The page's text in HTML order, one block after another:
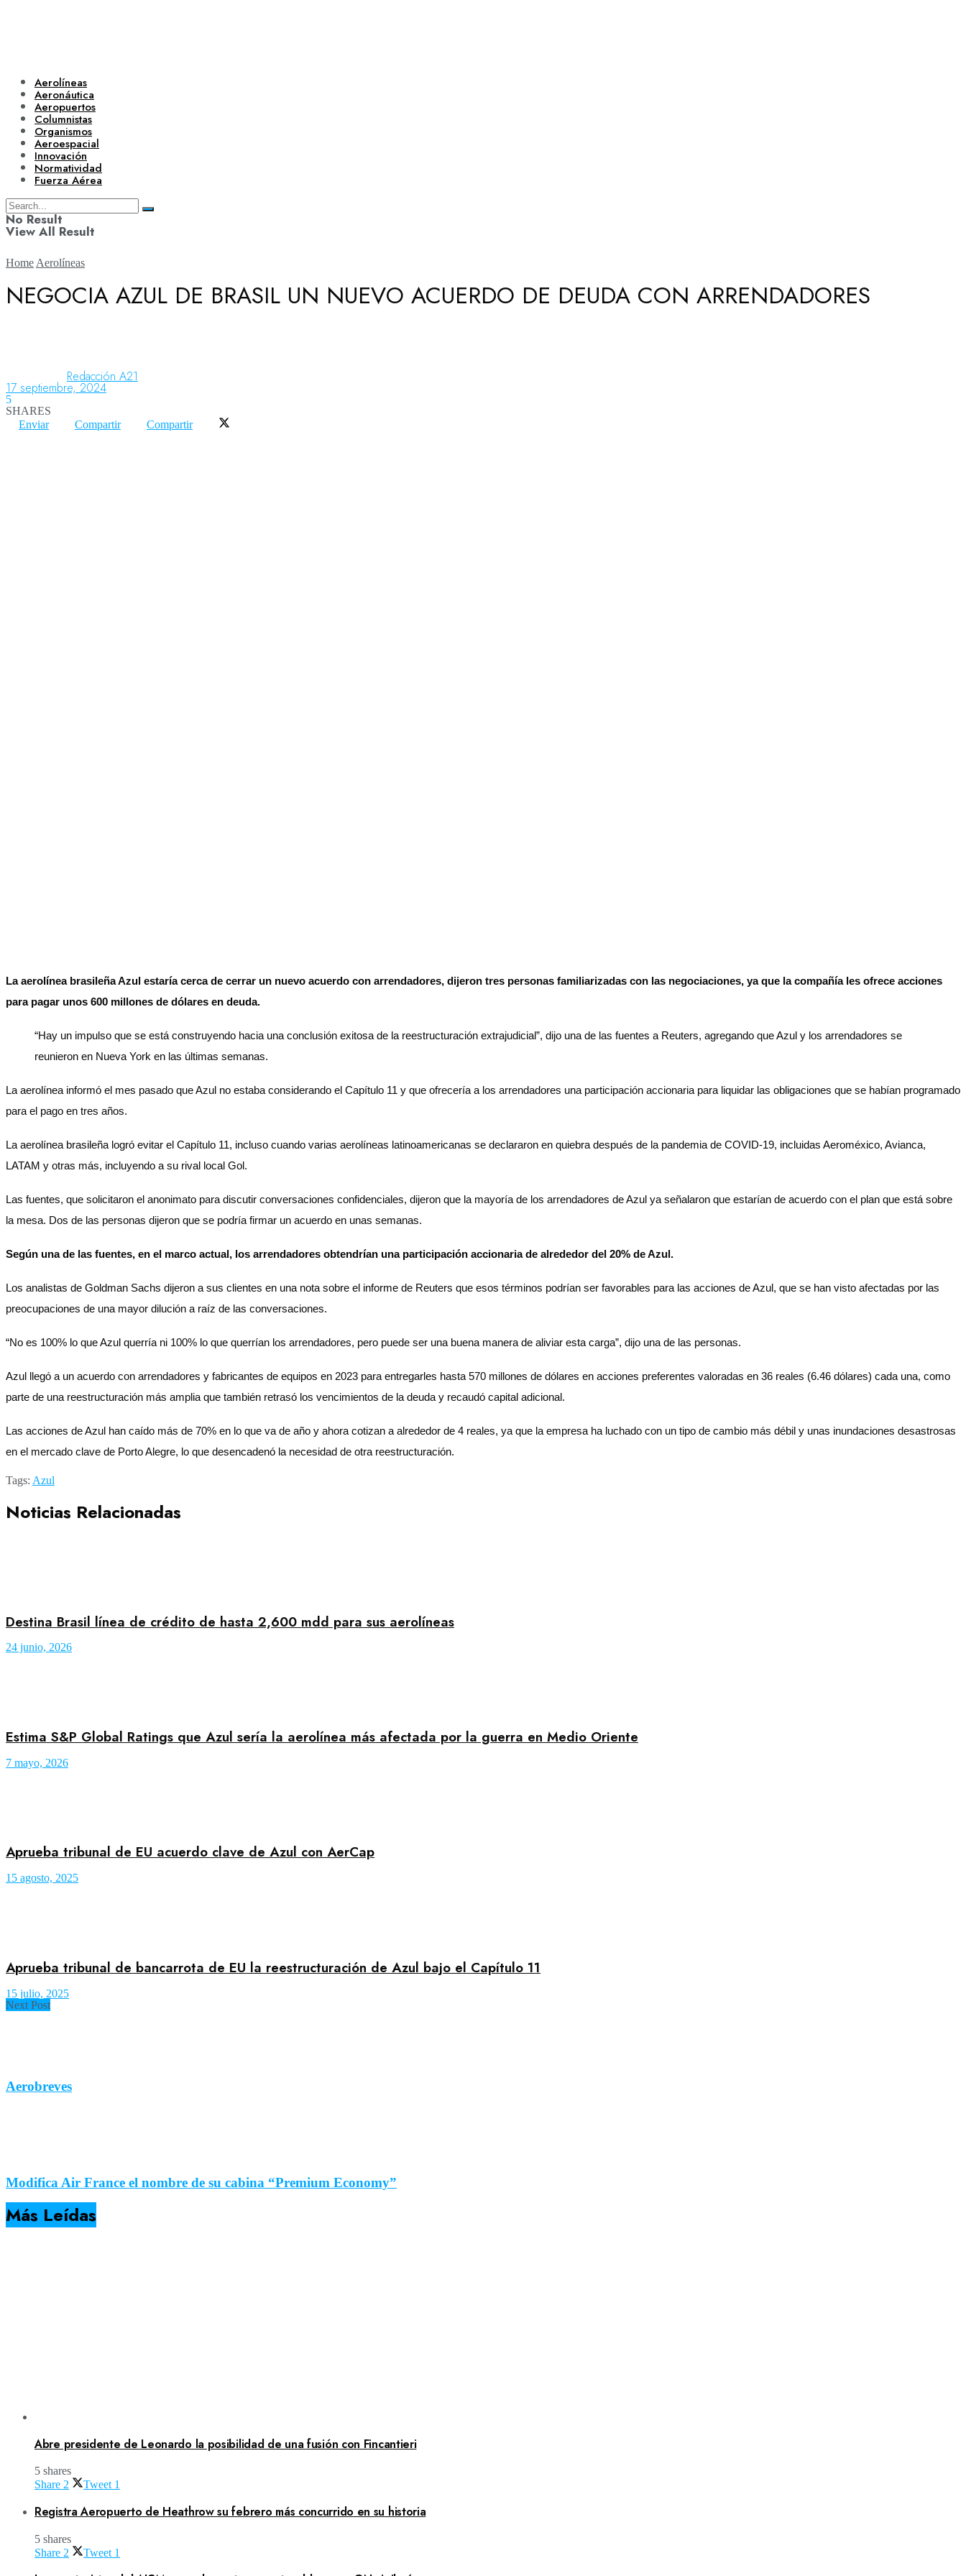
Aerolíneas
Aeronáutica
Aeropuertos
Columnistas
Organismos
Aeroespacial
Innovación
Normatividad
Fuerza Aérea
No Result
View All Result
Aeronáutica
Aeropuertos
Home Aerolíneas
NEGOCIA AZUL DE BRASIL UN NUEVO ACUERDO DE DEUDA CON ARRENDADORES
Redacción A21
17 septiembre, 2024
5
SHARES
Enviar
Compartir Compartir
La aerolínea brasileña Azul estaría cerca de cerrar un nuevo acuerdo con arrendadores, dijeron tres personas familiarizadas con las negociaciones, ya que la compañía les ofrece acciones
para pagar unos 600 millones de dólares en deuda.
“Hay un impulso que se está construyendo hacia una conclusión exitosa de la reestructuración extrajudicial”, dijo una de las fuentes a Reuters, agregando que Azul y los arrendadores se
reunieron en Nueva York en las últimas semanas.
La aerolínea informó el mes pasado que Azul no estaba considerando el Capítulo 11 y que ofrecería a los arrendadores una participación accionaria para liquidar las obligaciones que se habían programado
para el pago en tres años.
La aerolínea brasileña logró evitar el Capítulo 11, incluso cuando varias aerolíneas latinoamericanas se declararon en quiebra después de la pandemia de COVID-19, incluidas Aeroméxico, Avianca,
LATAM y otras más, incluyendo a su rival local Gol.
Las fuentes, que solicitaron el anonimato para discutir conversaciones confidenciales, dijeron que la mayoría de los arrendadores de Azul ya señalaron que estarían de acuerdo con el plan que está sobre
la mesa. Dos de las personas dijeron que se podría firmar un acuerdo en unas semanas.
Según una de las fuentes, en el marco actual, los arrendadores obtendrían una participación accionaria de alrededor del 20% de Azul.
Los analistas de Goldman Sachs dijeron a sus clientes en una nota sobre el informe de Reuters que esos términos podrían ser favorables para las acciones de Azul, que se han visto afectadas por las
preocupaciones de una mayor dilución a raíz de las conversaciones.
“No es 100% lo que Azul querría ni 100% lo que querrían los arrendadores, pero puede ser una buena manera de aliviar esta carga”, dijo una de las personas.
Azul llegó a un acuerdo con arrendadores y fabricantes de equipos en 2023 para entregarles hasta 570 millones de dólares en acciones preferentes valoradas en 36 reales (6.46 dólares) cada una, como
parte de una reestructuración más amplia que también retrasó los vencimientos de la deuda y recaudó capital adicional.
Las acciones de Azul han caído más de 70% en lo que va de año y ahora cotizan a alrededor de 4 reales, ya que la empresa ha luchado con un tipo de cambio más débil y unas inundaciones desastrosas
en el mercado clave de Porto Alegre, lo que desencadenó la necesidad de otra reestructuración.
Tags: Azul
Noticias Relacionadas
Destina Brasil línea de crédito de hasta 2,600 mdd para sus aerolíneas
24 junio, 2026
Estima S&P Global Ratings que Azul sería la aerolínea más afectada por la guerra en Medio Oriente
7 mayo, 2026
Aprueba tribunal de EU acuerdo clave de Azul con AerCap
15 agosto, 2025
Aprueba tribunal de bancarrota de EU la reestructuración de Azul bajo el Capítulo 11
15 julio, 2025
Next Post
Aerobreves
Modifica Air France el nombre de su cabina “Premium Economy”
Más Leídas
Abre presidente de Leonardo la posibilidad de una fusión con Fincantieri
5 shares
Share 2 Tweet 1
Registra Aeropuerto de Heathrow su febrero más concurrido en su historia
5 shares
Share 2 Tweet 1